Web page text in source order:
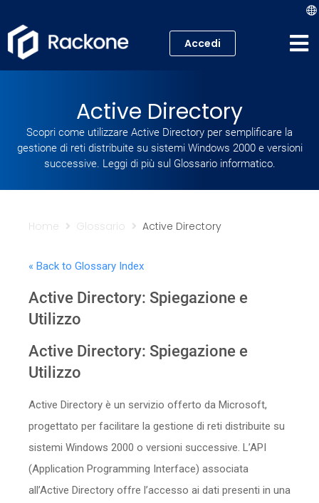
Cloud
Proxmox VE
Mail
Academy
Servizi
Accedi
Active Directory
Scopri come utilizzare Active Directory per semplificare la
gestione di reti distribuite su sistemi Windows 2000 e versioni
successive. Leggi di più sul Glossario informatico.
Home Glossario Active Directory
« Back to Glossary Index
Active Directory: Spiegazione e
Utilizzo
Active Directory: Spiegazione e
Utilizzo
Active Directory è un servizio offerto da Microsoft,
progettato per facilitare la gestione di reti distribuite su
sistemi Windows 2000 o versioni successive. L’API
(Application Programming Interface) associata
all’Active Directory offre l’accesso ai dati presenti in una